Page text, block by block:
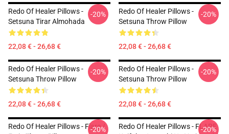
Redo Of Healer Pillows -
Setsuna Tirar Almohada
22,08 € - 26,68 €
-20%
Redo Of Healer Pillows -
Setsuna Throw Pillow
22,08 € - 26,68 €
-20%
Redo Of Healer Pillows -
Setsuna Throw Pillow
22,08 € - 26,68 €
-20%
Redo Of Healer Pillows -
Setsuna Throw Pillow
22,08 € - 26,68 €
-20%
Redo Of Healer Pillows - Flare /
-20%
Redo Of Healer Pillows - FLARE
-20%